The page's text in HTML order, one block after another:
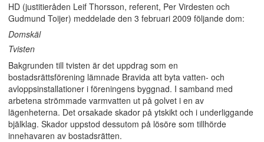
HD (justitieråden Leif Thorsson, referent, Per Virdesten och
Gudmund Toijer) meddelade den 3 februari 2009 följande dom:
Domskäl
Tvisten
Bakgrunden till tvisten är det uppdrag som en
bostadsrättsförening lämnade Bravida att byta vatten- och
avloppsinstallationer i föreningens byggnad. I samband med
arbetena strömmade varmvatten ut på golvet i en av
lägenheterna. Det orsakade skador på ytskikt och i underliggande
bjälklag. Skador uppstod dessutom på lösöre som tillhörde
innehavaren av bostadsrätten.